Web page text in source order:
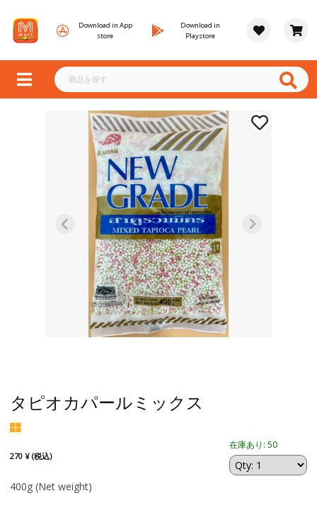
Download in App
store
Download in
Playstore
タピオカパールミックス
270 ¥ (税込)
在庫あり: 50
400g (Net weight)